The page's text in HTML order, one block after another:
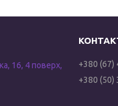
16, 4 поверх,
+380 (67)
+380 (50)